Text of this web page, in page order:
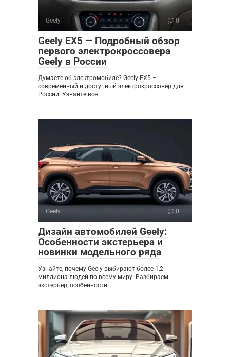
Geely 0
Geely EX5 — Подробный обзор
первого электрокроссовера
Geely в России
Думаете об электромобиле? Geely EX5 –
современный и доступный электрокроссовер для
России! Узнайте все
Geely 0
Дизайн автомобилей Geely:
Особенности экстерьера и
новинки модельного ряда
Узнайте, почему Geely выбирают более 1,2
миллиона людей по всему миру! Разбираем
экстерьер, особенности